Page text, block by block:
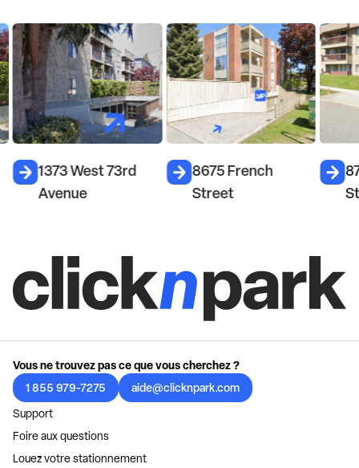
1373 West 73rd
Avenue
8675 French
Street
Vous ne trouvez pas ce que vous cherchez ?
1 855 979-7275
aide@clicknpark.com
Support
Foire aux questions
Louez votre stationnement